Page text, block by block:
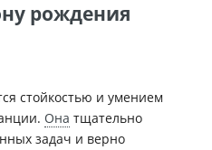
рождения
стойкостью и умением
Она тщательно
задач и верно